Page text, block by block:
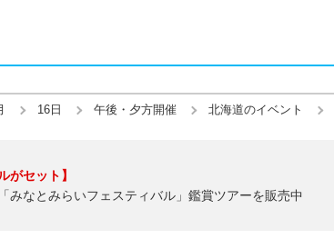
16日 午後・夕方開催 北海道のイベント
がセット】
みなとみらいフェスティバル」鑑賞ツアーを販売中